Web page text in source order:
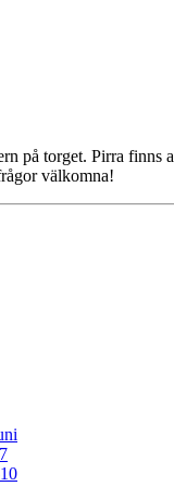
på torget. Pirra finns
välkomna!